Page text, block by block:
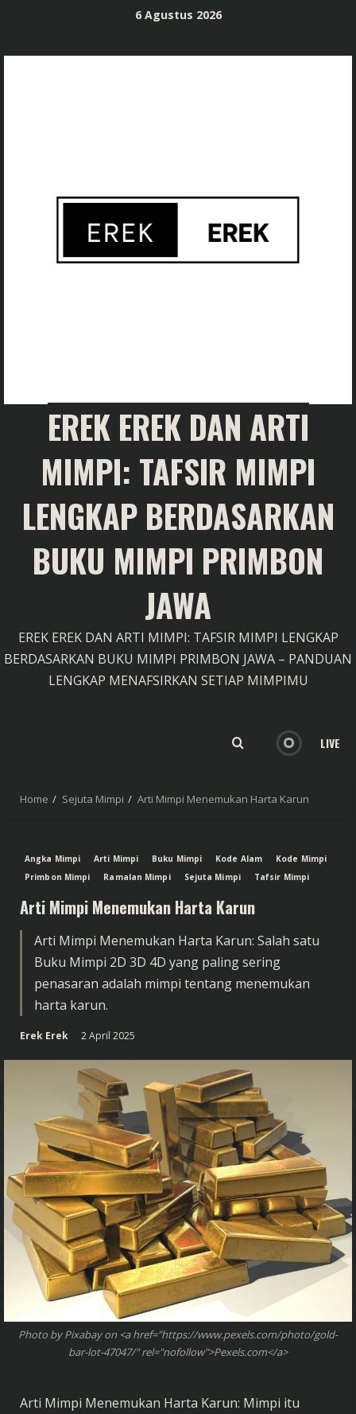
content
6 Agustus 2026
EREK EREK DAN ARTI
MIMPI: TAFSIR MIMPI
LENGKAP BERDASARKAN
BUKU MIMPI PRIMBON
JAWA
EREK EREK DAN ARTI MIMPI: TAFSIR MIMPI LENGKAP
BERDASARKAN BUKU MIMPI PRIMBON JAWA – PANDUAN
LENGKAP MENAFSIRKAN SETIAP MIMPIMU
LIVE
Home Sejuta Mimpi Arti Mimpi Menemukan Harta Karun
Angka Mimpi Arti Mimpi Buku Mimpi Kode Alam
Kode Mimpi
Primbon Mimpi
Ramalan Mimpi Sejuta Mimpi Tafsir Mimpi
Arti Mimpi Menemukan Harta Karun
Arti Mimpi Menemukan Harta Karun: Salah satu
Buku Mimpi 2D 3D 4D yang paling sering
penasaran adalah mimpi tentang menemukan
harta karun.
Erek Erek 2 April 2025
Photo by Pixabay on <a href="https://www.pexels.com/photo/gold-
bar-lot-47047/" rel="nofollow">Pexels.com</a>
Arti Mimpi Menemukan Harta Karun: Mimpi itu